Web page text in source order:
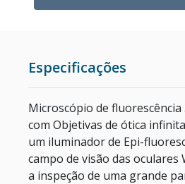
MICROSCÓPIO COM
CENTRÍFUGAS PARA
Especificações
Microscópio de fluorescência
com Objetivas de ótica
um iluminador de Epi-
campo de visão das oculares
a inspeção de uma grande